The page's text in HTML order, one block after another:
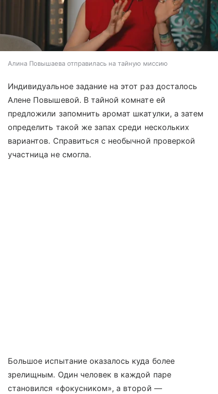
Алина Повышаева отправилась на тайную миссию
Индивидуальное задание на этот раз досталось
Алене Повышевой. В тайной комнате ей
предложили запомнить аромат шкатулки, а затем
определить такой же запах среди нескольких
вариантов. Справиться с необычной проверкой
участница не смогла.
Большое испытание оказалось куда более
зрелищным. Один человек в каждой паре
становился «фокусником», а второй —